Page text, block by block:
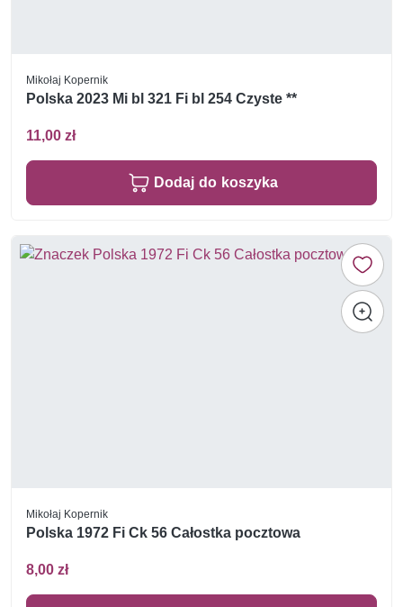
Mikołaj Kopernik
Polska 2023 Mi bl 321 Fi bl 254 Czyste **
11,00 zł
Dodaj do koszyka
Mikołaj Kopernik
Polska 1972 Fi Ck 56 Całostka pocztowa
8,00 zł